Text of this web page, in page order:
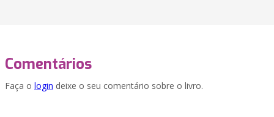
Comentários
Faça o login deixe o seu comentário sobre o livro.